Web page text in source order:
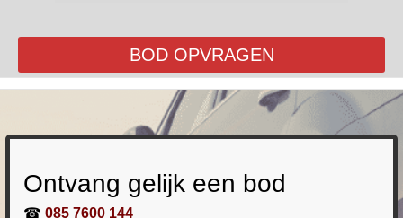
BOD OPVRAGEN
Ontvang gelijk een bod
☎ 085 7600 144